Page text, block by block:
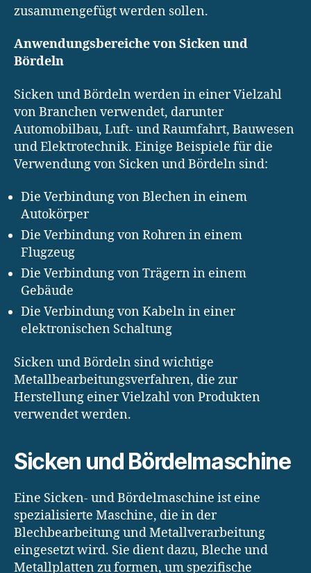
zusammengefügt werden sollen.
Anwendungsbereiche von Sicken und
Bördeln
Sicken und Bördeln werden in einer Vielzahl
von Branchen verwendet, darunter
Automobilbau, Luft- und Raumfahrt, Bauwesen
und Elektrotechnik. Einige Beispiele für die
Verwendung von Sicken und Bördeln sind:
Die Verbindung von Blechen in einem
Autokörper
Die Verbindung von Rohren in einem
Flugzeug
Die Verbindung von Trägern in einem
Gebäude
Die Verbindung von Kabeln in einer
elektronischen Schaltung
Sicken und Bördeln sind wichtige
Metallbearbeitungsverfahren, die zur
Herstellung einer Vielzahl von Produkten
verwendet werden.
Sicken und Bördelmaschine
Eine Sicken- und Bördelmaschine ist eine
spezialisierte Maschine, die in der
Blechbearbeitung und Metallverarbeitung
eingesetzt wird. Sie dient dazu, Bleche und
Metallplatten zu formen, um spezifische